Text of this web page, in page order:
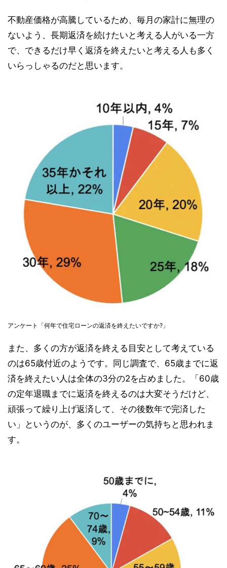
不動産価格が高騰しているため、毎月の家計に無理の
ないよう、長期返済を続けたいと考える人がいる一方
で、できるだけ早く返済を終えたいと考える人も多く
いらっしゃるのだと思います。
アンケート「何年で住宅ローンの返済を終えたいですか?」
また、多くの方が返済を終える目安として考えている
のは65歳付近のようです。同じ調査で、65歳までに返
済を終えたい人は全体の3分の2を占めました。「60歳
の定年退職までに返済を終えるのは大変そうだけど、
頑張って繰り上げ返済して、その後数年で完済した
い」というのが、多くのユーザーの気持ちと思われま
す。